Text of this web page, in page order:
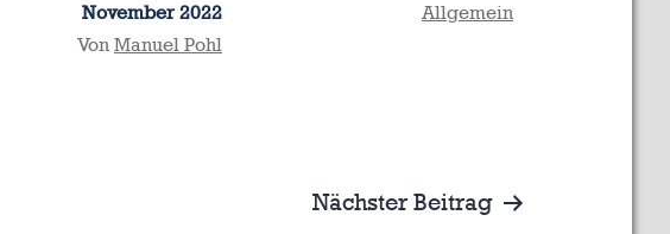
November 2022
Von Manuel Pohl
Allgemein
Nächster Beitrag